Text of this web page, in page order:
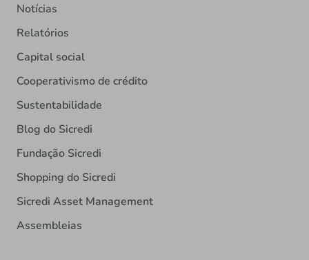
Notícias
Relatórios
Capital social
Cooperativismo de crédito
Sustentabilidade
Blog do Sicredi
Fundação Sicredi
Shopping do Sicredi
Sicredi Asset Management
Assembleias